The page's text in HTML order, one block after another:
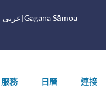
عربى Gagana Sāmoa
服務 日曆 連接